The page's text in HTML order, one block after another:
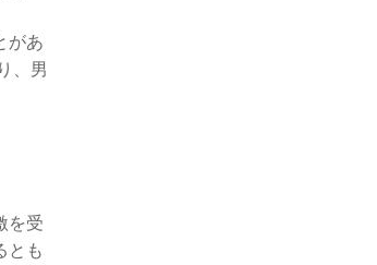
があ
、男
を受
とも